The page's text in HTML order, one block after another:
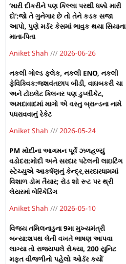
‘મારી દીકરીને પણ કિલ્લા પરથી ધક્કો મારી
દો’:જો તે ગુનેગાર છે તો તેને કડક સજા
આપો, પુણે મર્ડર કેસમાં ભાવુક થયા સિયાના
માતા-પિતા
Aniket Shah
2026-06-26
નકલી ગોલ્ડ ફ્લેક, નકલી ENO, નકલી
ફેવિક્વિક:જશવંતછાપ બીડી, વાઘબકરી ચા
અને ટોઇલેટ ક્લિનર પણ ડુપ્લીકેટ,
અમદાવાદમાં માગો એ વસ્તુ બ્રાન્ડના નામે
પધરાવવાનું રેકેટ
Aniket Shah
2026-05-24
PM મોદીના આગમન પૂર્વે ઝળહળ્યું
વડોદરા:મોદી અને સરદાર પટેલની લાઇટિંગ
સ્ટેચ્યુએ આકર્ષણનું કેન્દ્ર,સરદારધામમાં
વિશાળ ડોમ તૈયાર; રોડ શો રૂટ પર થ્રી
લેયરમાં બેરિકેડિંગ
Aniket Shah
2026-05-10
વિજય તમિલનાડુના 9મા મુખ્યમંત્રી
બન્યા:શપથ લેતી વખતે ભાષણ આપવા
લાગ્યા તો રાજ્યપાલે રોક્યા, 200 યુનિટ
મફત વીજળીનો પહેલો ઓર્ડર કર્યો